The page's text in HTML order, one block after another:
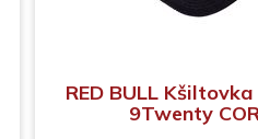
RED BULL
9Twenty